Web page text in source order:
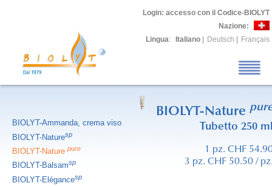
Login: accesso con il Codice-BIOLYT
Nazione:
Lingua: Italiano Deutsch Français
BIOLYT-Ammanda, crema viso
BIOLYT-Naturesp
BIOLYT-Naturepure
BIOLYT-Balsamsp
BIOLYT-Elégancesp
BIOLYT-Nature
Tubetto 250
1 pz. CHF
3 pz. CHF 50.50 /